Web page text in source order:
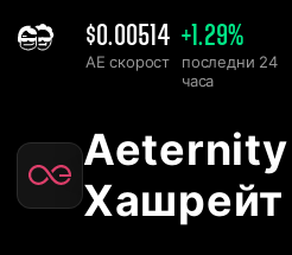
$0.00514
AE скорост
+1.29%
последни 24
часа
Aeternity
Хашрейт